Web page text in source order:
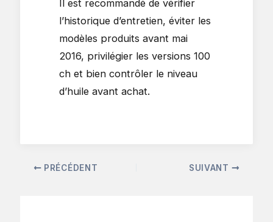
Il est recommandé de vérifier
l’historique d’entretien, éviter les
modèles produits avant mai
2016, privilégier les versions 100
ch et bien contrôler le niveau
d’huile avant achat.
PRÉCÉDENT SUIVANT